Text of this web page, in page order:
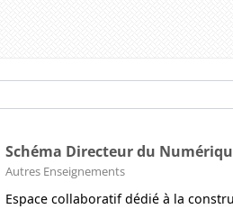
Schéma Directeur du
Course category
Autres Enseignements
Espace collaboratif dédié à la